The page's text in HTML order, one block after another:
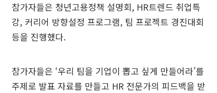
참가자들은 청년고용정책 설명회, HR트렌드 취업특
강, 커리어 방향설정 프로그램, 팀 프로젝트 경진대회
등을 진행했다.
참가자들은 ‘우리 팀을 기업이 뽑고 싶게 만들어라’를
주제로 발표 자료를 만들고 HR 전문가의 피드백을 받